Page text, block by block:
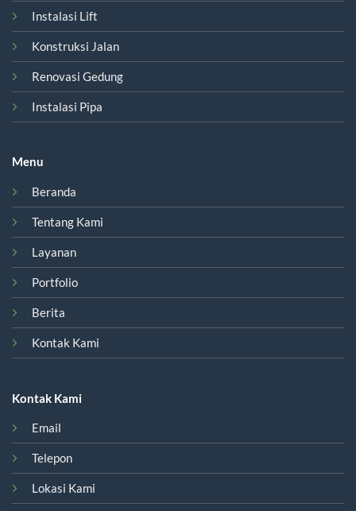
Instalasi Lift
Konstruksi Jalan
Renovasi Gedung
Instalasi Pipa
Menu
Beranda
Tentang Kami
Layanan
Portfolio
Berita
Kontak Kami
Kontak Kami
Email
Telepon
Lokasi Kami